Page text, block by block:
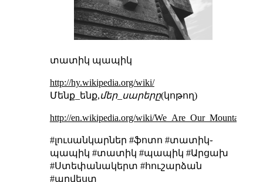
տատիկ պապիկ
http://hy.wikipedia.org/wiki/
Մենք_ենք,մեր_սարերը(կոթող)
http://en.wikipedia.org/wiki/We_Are_Our_Mountains
#լուսանկարներ #ֆոտո #տատիկ֊
պապիկ #տատիկ #պապիկ #Արցախ
#Ստեփանակերտ #հուշարձան
#արվեստ